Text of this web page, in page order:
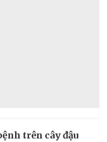
trên cây đậu